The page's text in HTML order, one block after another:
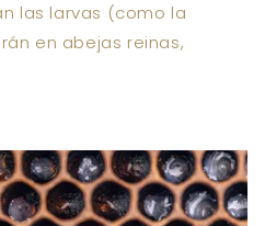
las larvas (como la
en abejas reinas,